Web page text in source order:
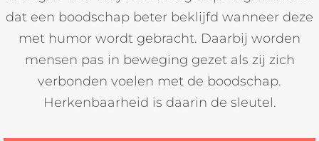
dat een boodschap beter beklijfd wanneer deze
met humor wordt gebracht. Daarbij worden
mensen pas in beweging gezet als zij zich
verbonden voelen met de boodschap.
Herkenbaarheid is daarin de sleutel.